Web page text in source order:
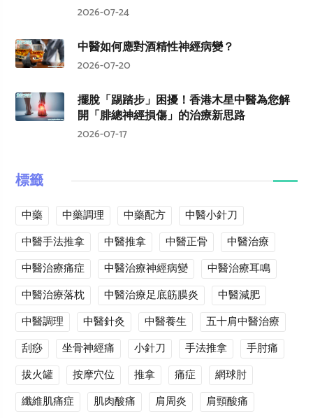
2026-07-24
中醫如何應對酒精性神經病變？
2026-07-20
擺脫「踢踏步」困擾！香港木星中醫為您解
開「腓總神經損傷」的治療新思路
2026-07-17
標籤
中藥 中藥調理 中藥配方
中醫小針刀
中醫手法推拿
中醫推拿 中醫正骨
中醫治療
中醫治療痛症
中醫治療神經病變
中醫治療耳鳴
中醫治療落枕
中醫治療足底筋膜炎
中醫減肥
中醫調理
中醫針灸 中醫養生
五十肩中醫治療
刮痧
坐骨神經痛 小針刀 手法推拿
手肘痛
拔火罐
按摩穴位 推拿 痛症
網球肘
纖維肌痛症
肌肉酸痛 肩周炎
肩頸酸痛